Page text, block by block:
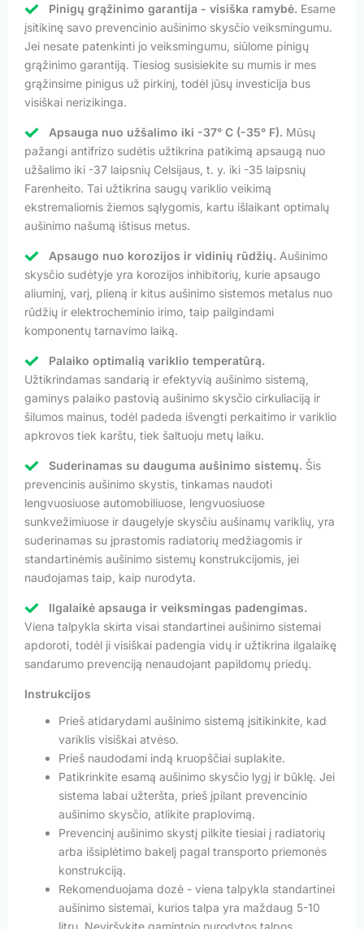
Pinigų grąžinimo garantija - visiška ramybė. Esame
įsitikinę savo prevencinio aušinimo skysčio veiksmingumu.
Jei nesate patenkinti jo veiksmingumu, siūlome pinigų
grąžinimo garantiją. Tiesiog susisiekite su mumis ir mes
grąžinsime pinigus už pirkinį, todėl jūsų investicija bus
visiškai nerizikinga.
Apsauga nuo užšalimo iki -37° C (-35° F). Mūsų
pažangi antifrizo sudėtis užtikrina patikimą apsaugą nuo
užšalimo iki -37 laipsnių Celsijaus, t. y. iki -35 laipsnių
Farenheito. Tai užtikrina saugų variklio veikimą
ekstremaliomis žiemos sąlygomis, kartu išlaikant optimalų
aušinimo našumą ištisus metus.
Apsaugo nuo korozijos ir vidinių rūdžių. Aušinimo
skysčio sudėtyje yra korozijos inhibitorių, kurie apsaugo
aliuminį, varį, plieną ir kitus aušinimo sistemos metalus nuo
rūdžių ir elektrocheminio irimo, taip pailgindami
komponentų tarnavimo laiką.
Palaiko optimalią variklio temperatūrą.
Užtikrindamas sandarią ir efektyvią aušinimo sistemą,
gaminys palaiko pastovią aušinimo skysčio cirkuliaciją ir
šilumos mainus, todėl padeda išvengti perkaitimo ir variklio
apkrovos tiek karštu, tiek šaltuoju metų laiku.
Suderinamas su dauguma aušinimo sistemų. Šis
prevencinis aušinimo skystis, tinkamas naudoti
lengvuosiuose automobiliuose, lengvuosiuose
sunkvežimiuose ir daugelyje skysčiu aušinamų variklių, yra
suderinamas su įprastomis radiatorių medžiagomis ir
standartinėmis aušinimo sistemų konstrukcijomis, jei
naudojamas taip, kaip nurodyta.
Ilgalaikė apsauga ir veiksmingas padengimas.
Viena talpykla skirta visai standartinei aušinimo sistemai
apdoroti, todėl ji visiškai padengia vidų ir užtikrina ilgalaikę
sandarumo prevenciją nenaudojant papildomų priedų.
Instrukcijos
Prieš atidarydami aušinimo sistemą įsitikinkite, kad
variklis visiškai atvėso.
Prieš naudodami indą kruopščiai suplakite.
Patikrinkite esamą aušinimo skysčio lygį ir būklę. Jei
sistema labai užteršta, prieš įpilant prevencinio
aušinimo skysčio, atlikite praplovimą.
Prevencinį aušinimo skystį pilkite tiesiai į radiatorių
arba išsiplėtimo bakelį pagal transporto priemonės
konstrukciją.
Rekomenduojama dozė - viena talpykla standartinei
aušinimo sistemai, kurios talpa yra maždaug 5-10
litrų. Neviršykite gamintojo nurodytos talpos.